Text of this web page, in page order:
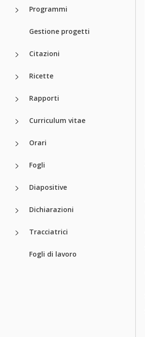
Programmi
Gestione progetti
Citazioni
Ricette
Rapporti
Curriculum vitae
Orari
Fogli
Diapositive
Dichiarazioni
Tracciatrici
Fogli di lavoro